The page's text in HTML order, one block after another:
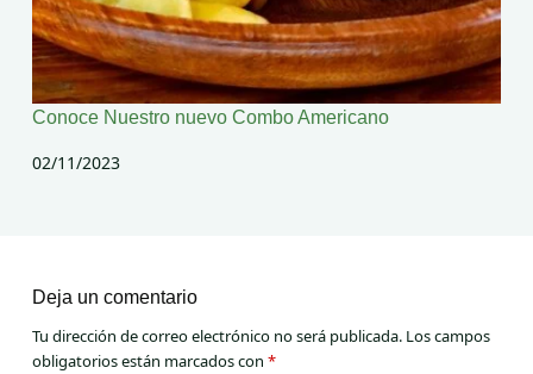
Conoce Nuestro nuevo Combo Americano
02/11/2023
Deja un comentario
Tu dirección de correo electrónico no será publicada. Los campos
obligatorios están marcados con *